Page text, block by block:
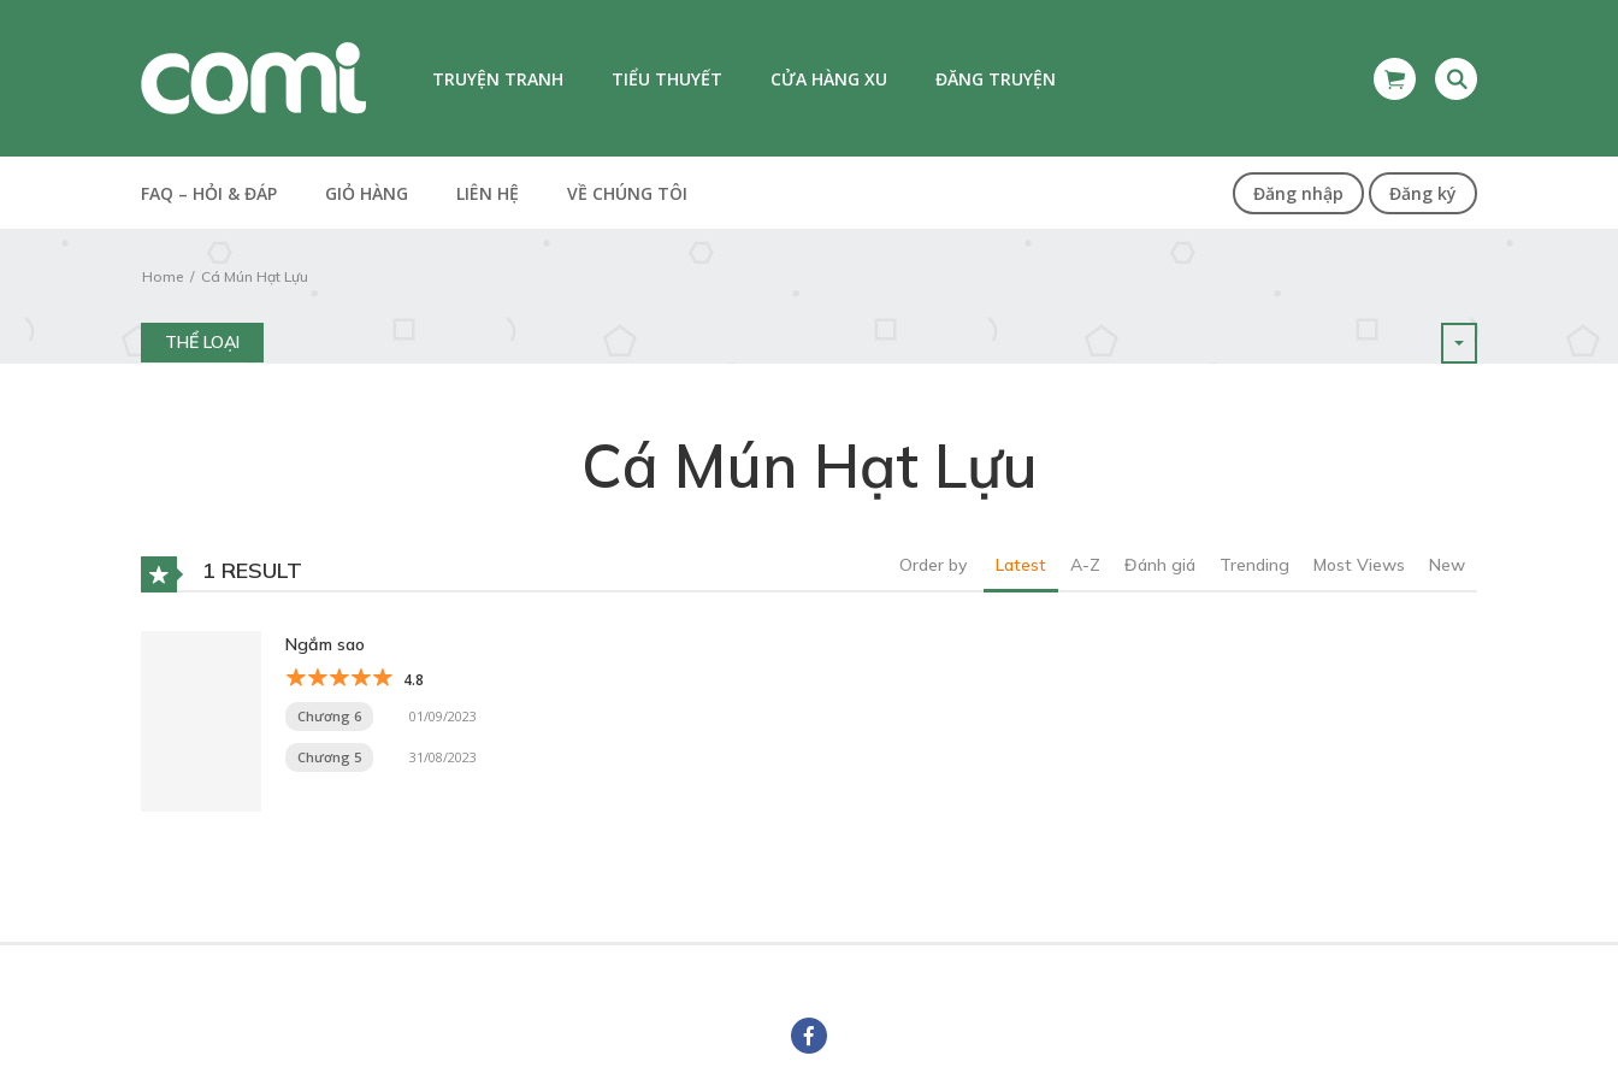
TRUYỆN TRANH TIỂU THUYẾT CỬA HÀNG XU ĐĂNG TRUYỆN
FAQ – HỎI & ĐÁP GIỎ HÀNG LIÊN HỆ VỀ CHÚNG TÔI Đăng nhập Đăng ký
Home Cá Mún Hạt Lựu
THỂ LOẠI
Cá Mún Hạt Lựu
1 RESULT Order by Latest A-Z Đánh giá Trending Most Views New
Ngắm sao
4.8
Chương 6 01/09/2023
Chương 5 31/08/2023